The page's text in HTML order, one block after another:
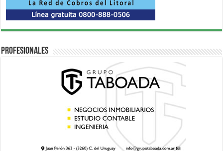
Profesionales